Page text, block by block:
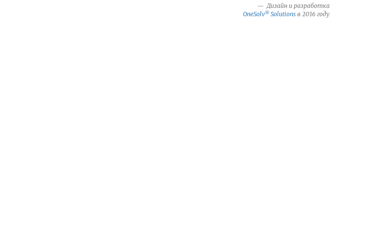
Дизайн и разработка
OneSolv® Solutions в 2016 году